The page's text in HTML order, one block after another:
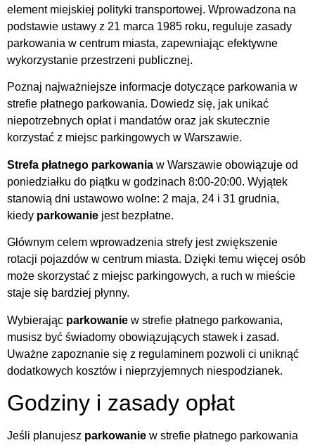
element miejskiej polityki transportowej. Wprowadzona na
podstawie ustawy z 21 marca 1985 roku, reguluje zasady
parkowania w centrum miasta, zapewniając efektywne
wykorzystanie przestrzeni publicznej.
Poznaj najważniejsze informacje dotyczące parkowania w
strefie płatnego parkowania. Dowiedz się, jak unikać
niepotrzebnych opłat i mandatów oraz jak skutecznie
korzystać z miejsc parkingowych w Warszawie.
Strefa płatnego parkowania w Warszawie obowiązuje od
poniedziałku do piątku w godzinach 8:00-20:00. Wyjątek
stanowią dni ustawowo wolne: 2 maja, 24 i 31 grudnia,
kiedy parkowanie jest bezpłatne.
Głównym celem wprowadzenia strefy jest zwiększenie
rotacji pojazdów w centrum miasta. Dzięki temu więcej osób
może skorzystać z miejsc parkingowych, a ruch w mieście
staje się bardziej płynny.
Wybierając parkowanie w strefie płatnego parkowania,
musisz być świadomy obowiązujących stawek i zasad.
Uważne zapoznanie się z regulaminem pozwoli ci uniknąć
dodatkowych kosztów i nieprzyjemnych niespodzianek.
Godziny i zasady opłat
Jeśli planujesz parkowanie w strefie płatnego parkowania